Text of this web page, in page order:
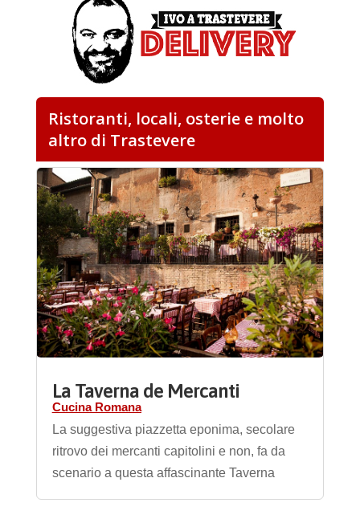
Ristoranti, locali, osterie e molto
altro di Trastevere
La Taverna de Mercanti
Cucina Romana
La suggestiva piazzetta eponima, secolare
ritrovo dei mercanti capitolini e non, fa da
scenario a questa affascinante Taverna